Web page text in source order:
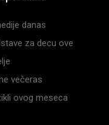
danas
za decu ove
večeras
ovog meseca